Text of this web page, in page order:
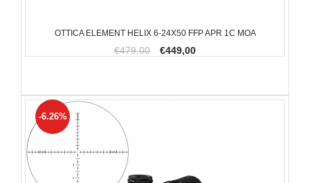
OTTICA ELEMENT HELIX 6-24X50 FFP APR 1C MOA
€479,00 €449,00
-6.26%